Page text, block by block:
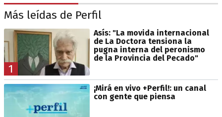
Más leídas de Perfil
1
Asís: "La movida internacional
de La Doctora tensiona la
pugna interna del peronismo
de la Provincia del Pecado"
¡Mirá en vivo +Perfil!: un canal
con gente que piensa